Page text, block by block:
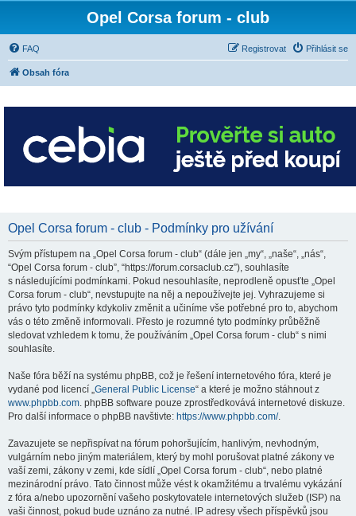
Opel Corsa forum - club
FAQ Přihlásit se
Registrovat
Obsah fóra
Opel Corsa forum - club - Podmínky pro užívání
Svým přístupem na „Opel Corsa forum - club“ (dále jen „my“, „naše“, „nás“,
“Opel Corsa forum - club”, “https://forum.corsaclub.cz”), souhlasíte
s následujícími podmínkami. Pokud nesouhlasíte, neprodleně opusťte „Opel
Corsa forum - club“, nevstupujte na něj a nepoužívejte jej. Vyhrazujeme si
právo tyto podmínky kdykoliv změnit a učiníme vše potřebné pro to, abychom
vás o této změně informovali. Přesto je rozumné tyto podmínky průběžně
sledovat vzhledem k tomu, že používáním „Opel Corsa forum - club“ s nimi
souhlasíte.
Naše fóra běží na systému phpBB, což je řešení internetového fóra, které je
vydané pod licencí „General Public License“ a které je možno stáhnout z
www.phpbb.com. phpBB software pouze zprostředkovává internetové diskuze.
Pro další informace o phpBB navštivte: https://www.phpbb.com/.
Zavazujete se nepřispívat na fórum pohoršujícím, hanlivým, nevhodným,
vulgárním nebo jiným materiálem, který by mohl porušovat platné zákony ve
vaší zemi, zákony v zemi, kde sídlí „Opel Corsa forum - club“, nebo platné
mezinárodní právo. Tato činnost může vést k okamžitému a trvalému vykázání
z fóra a/nebo upozornění vašeho poskytovatele internetových služeb (ISP) na
vaši činnost, pokud bude uznáno za nutné. IP adresy všech příspěvků jsou